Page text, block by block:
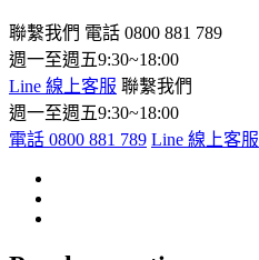
聯繫我們 電話 0800 881 789
週一至週五9:30~18:00
Line 線上客服 聯繫我們
週一至週五9:30~18:00
電話 0800 881 789 Line 線上客服